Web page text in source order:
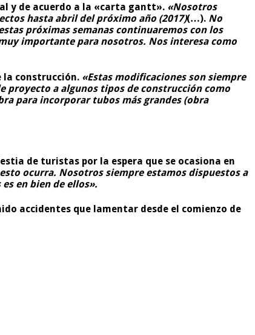
y de acuerdo a la «carta gantt». «Nosotros
hasta abril del próximo año (2017)(…). No
próximas semanas continuaremos con los
importante para nosotros. Nos interesa como
la construcción. «Estas modificaciones son siempre
proyecto a algunos tipos de construcción como
para incorporar tubos más grandes (obra
de turistas por la espera que se ocasiona en
ocurra. Nosotros siempre estamos dispuestos a
en bien de ellos».
accidentes que lamentar desde el comienzo de